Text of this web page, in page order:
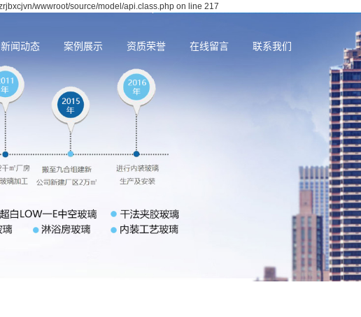
wwwroot/source/model/api.class.php on line 217
新闻动态 案例展示 资质荣誉 在线留言 联系我们